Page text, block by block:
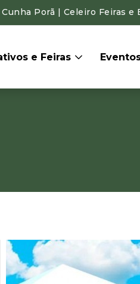
Porã | Celeiro Feiras e
e Feiras